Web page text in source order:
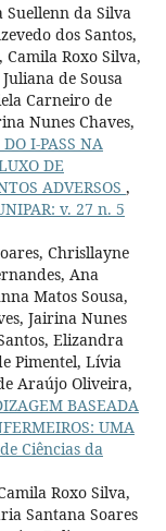
Suellenn da Silva
dos Santos,
Camila Roxo Silva,
de Sousa
Carneiro de
Nunes Chaves,
I-PASS NA
DE
ADVERSOS ,
v. 27 n. 5
Chrisllayne
Ana
Matos Sousa,
Jairina Nunes
Elizandra
Pimentel, Lívia
Araújo Oliveira,
BASEADA
UMA
Ciências da
Roxo Silva,
Santana Soares